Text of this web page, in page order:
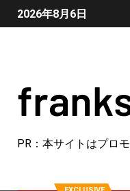
2026年8月6日
PR：本サイトはプロ